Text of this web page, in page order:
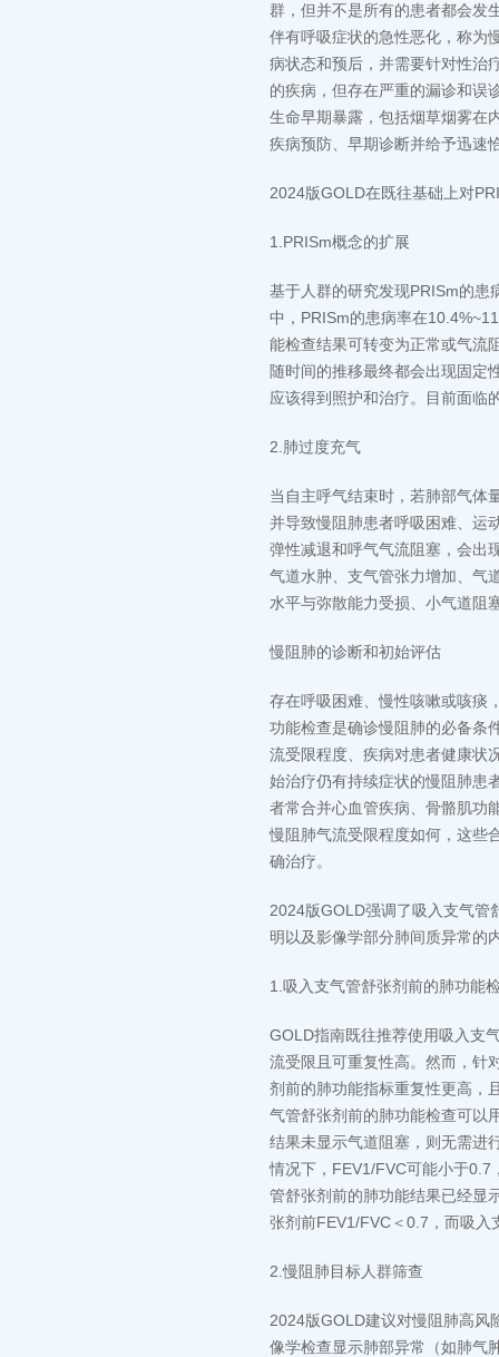
群，但并不是所有的患者都会发
伴有呼吸症状的急性恶化，称为
病状态和预后，并需要针对性治
的疾病，但存在严重的漏诊和误
生命早期暴露，包括烟草烟雾在
疾病预防、早期诊断并给予迅速
2024版GOLD在既往基础上对
1.PRISm概念的扩展
基于人群的研究发现PRISm的患
中，PRISm的患病率在
能检查结果可转变为正常或气流
随时间的推移最终都会出现固定
应该得到照护和治疗。目前面临
2.肺过度充气
当自主呼气结束时，若肺部气体
并导致慢阻肺患者呼吸困难、运
弹性减退和呼气气流阻塞，会出
气道水肿、支气管张力增加、气
水平与弥散能力受损、小气道阻
慢阻肺的诊断和初始评估
存在呼吸困难、慢性咳嗽或咳痰
功能检查是确诊慢阻肺的必备条
流受限程度、疾病对患者健康状
始治疗仍有持续症状的慢阻肺患
者常合并心血管疾病、骨骼肌功
慢阻肺气流受限程度如何，这些
确治疗。
2024版GOLD强调了吸入支气管
明以及影像学部分肺间质异常的
1.吸入支气管舒张剂前的肺功能
GOLD指南既往推荐使用吸入支
流受限且可重复性高。然而，针
剂前的肺功能指标重复性更高，
气管舒张剂前的肺功能检查可以
结果未显示气道阻塞，则无需进
情况下，FEV1/FVC可能小于0.7
管舒张剂前的肺功能结果已经显
张剂前FEV1/FVC＜0.7，而吸入
2.慢阻肺目标人群筛查
2024版GOLD建议对慢阻肺高风
像学检查显示肺部异常（如肺气